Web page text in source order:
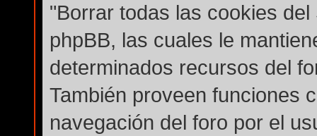
"Borrar todas las cookies
phpBB, las cuales le
determinados recursos del
También proveen funciones
navegación del foro por el